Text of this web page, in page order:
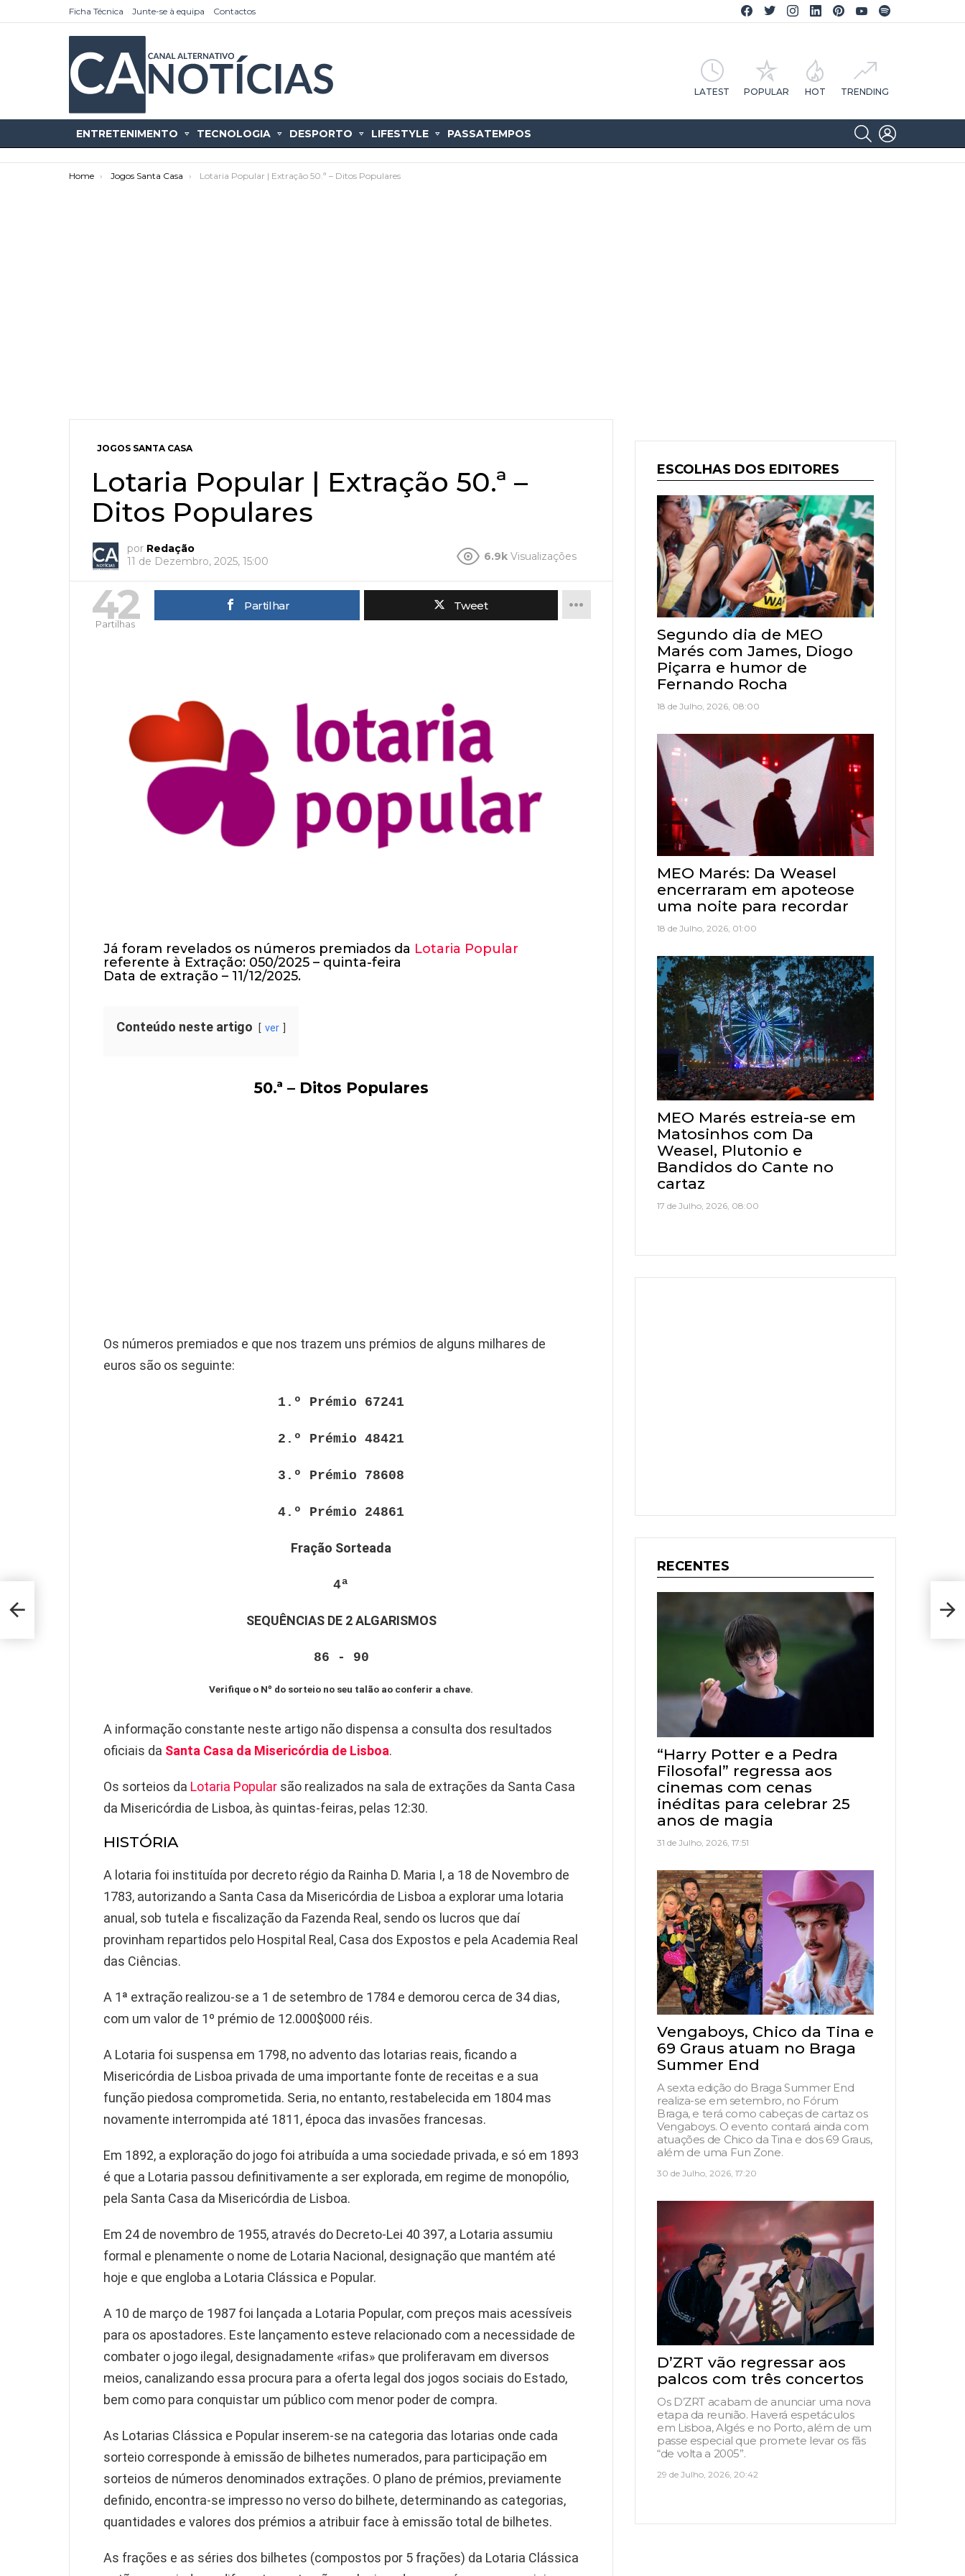
Ficha Técnica Junte-se à equipa Contactos
Facebook CA Notícias
Twitter CA Notícias
Instagram CA Notícias
Linkedin CA Notícias
Pinterest CA Notícias
YouTube CA Notícias
LATEST POPULAR HOT TRENDING
ENTRETENIMENTO TECNOLOGIA DESPORTO LIFESTYLE PASSATEMPOS
SEARCH
You are here:
Home Jogos Santa Casa Lotaria Popular | Extração 50.ª – Ditos Populares
JOGOS SANTA CASA
Lotaria Popular | Extração 50.ª –
Ditos Populares
por Redação
11 de Dezembro, 2025, 15:00
6.9k Visualizações
42
Partilhas
Partilhar Tweet
Já foram revelados os números premiados da Lotaria Popular
referente à Extração: 050/2025 – quinta-feira
Data de extração – 11/12/2025.
Conteúdo neste artigo ver
50.ª – Ditos Populares
Os números premiados e que nos trazem uns prémios de alguns milhares de
euros são os seguinte:
1.º Prémio 67241
2.º Prémio 48421
3.º Prémio 78608
4.º Prémio 24861
Fração Sorteada
4ª
SEQUÊNCIAS DE 2 ALGARISMOS
86 - 90
Verifique o Nº do sorteio no seu talão ao conferir a chave.
A informação constante neste artigo não dispensa a consulta dos resultados
oficiais da Santa Casa da Misericórdia de Lisboa.
Os sorteios da Lotaria Popular são realizados na sala de extrações da Santa Casa
da Misericórdia de Lisboa, às quintas-feiras, pelas 12:30.
HISTÓRIA
A lotaria foi instituída por decreto régio da Rainha D. Maria I, a 18 de Novembro de
1783, autorizando a Santa Casa da Misericórdia de Lisboa a explorar uma lotaria
anual, sob tutela e fiscalização da Fazenda Real, sendo os lucros que daí
provinham repartidos pelo Hospital Real, Casa dos Expostos e pela Academia Real
das Ciências.
A 1ª extração realizou-se a 1 de setembro de 1784 e demorou cerca de 34 dias,
com um valor de 1º prémio de 12.000$000 réis.
A Lotaria foi suspensa em 1798, no advento das lotarias reais, ficando a
Misericórdia de Lisboa privada de uma importante fonte de receitas e a sua
função piedosa comprometida. Seria, no entanto, restabelecida em 1804 mas
novamente interrompida até 1811, época das invasões francesas.
Em 1892, a exploração do jogo foi atribuída a uma sociedade privada, e só em 1893
é que a Lotaria passou definitivamente a ser explorada, em regime de monopólio,
pela Santa Casa da Misericórdia de Lisboa.
Em 24 de novembro de 1955, através do Decreto-Lei 40 397, a Lotaria assumiu
formal e plenamente o nome de Lotaria Nacional, designação que mantém até
hoje e que engloba a Lotaria Clássica e Popular.
A 10 de março de 1987 foi lançada a Lotaria Popular, com preços mais acessíveis
para os apostadores. Este lançamento esteve relacionado com a necessidade de
combater o jogo ilegal, designadamente «rifas» que proliferavam em diversos
meios, canalizando essa procura para a oferta legal dos jogos sociais do Estado,
bem como para conquistar um público com menor poder de compra.
As Lotarias Clássica e Popular inserem-se na categoria das lotarias onde cada
sorteio corresponde à emissão de bilhetes numerados, para participação em
sorteios de números denominados extrações. O plano de prémios, previamente
definido, encontra-se impresso no verso do bilhete, determinando as categorias,
quantidades e valores dos prémios a atribuir face à emissão total de bilhetes.
As frações e as séries dos bilhetes (compostos por 5 frações) da Lotaria Clássica
de
ESCOLHAS DOS EDITORES
Segundo dia de MEO
Marés com James, Diogo
Piçarra e humor de
Fernando Rocha
18 de Julho, 2026, 08:00
MEO Marés: Da Weasel
encerraram em apoteose
uma noite para recordar
18 de Julho, 2026, 01:00
MEO Marés estreia-se em
Matosinhos com Da
Weasel, Plutonio e
Bandidos do Cante no
cartaz
17 de Julho, 2026, 08:00
RECENTES
“Harry Potter e a Pedra
Filosofal” regressa aos
cinemas com cenas
inéditas para celebrar 25
anos de magia
31 de Julho, 2026, 17:51
Vengaboys, Chico da Tina e
69 Graus atuam no Braga
Summer End
A sexta edição do Braga Summer End
realiza-se em setembro, no Fórum
Braga, e terá como cabeças de cartaz os
Vengaboys. O evento contará ainda com
atuações de Chico da Tina e dos 69 Graus,
além de uma Fun Zone.
30 de Julho, 2026, 17:20
D’ZRT vão regressar aos
palcos com três concertos
Os D’ZRT acabam de anunciar uma nova
etapa da reunião. Haverá espetáculos
em Lisboa, Algés e no Porto, além de um
passe especial que promete levar os fãs
“de volta a 2005”.
29 de Julho, 2026, 20:42